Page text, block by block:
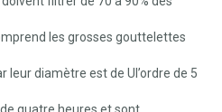
les grosses gouttelettes
diamètre est de Ul’ordre de 5
quatre heures et sont